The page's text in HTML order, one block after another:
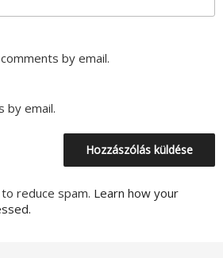
by email.
by email.
reduce spam. Learn how your